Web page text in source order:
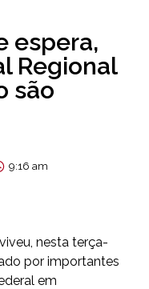
espera,
Regional
são
9:16 am
nesta terça-
por importantes
em